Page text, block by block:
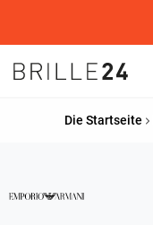
Die Startseite